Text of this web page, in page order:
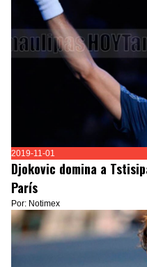
2019-11-01
Djokovic domina a
París
Por: Notimex